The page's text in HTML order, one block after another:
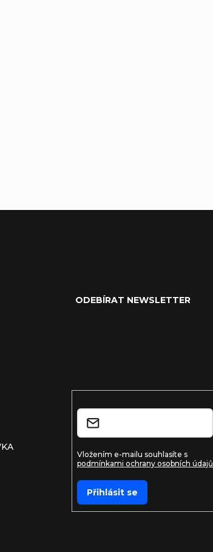
ODEBÍRAT NEWSLETTER
Vložením e-mailu souhlasíte s
podmínkami ochrany osobních údajů
Přihlásit se